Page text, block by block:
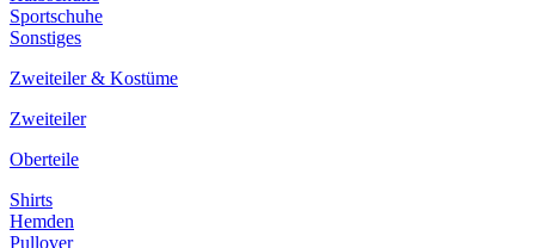
Sportschuhe
Sonstiges
Zweiteiler & Kostüme
Zweiteiler
Oberteile
Shirts
Hemden
Pullover